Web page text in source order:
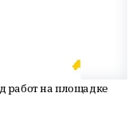
работ на площадке